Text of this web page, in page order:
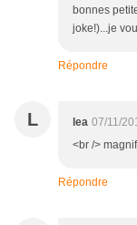
bonnes
joke!)...je
Répondre
L lea 07/11/
<br />
Répondre